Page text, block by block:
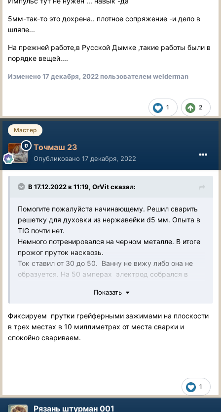
5мм-так-то это дохрена.. плотное сопряжение -и дело в
шляпе...
На прежней работе,в Русской Дымке ,такие работы были в
порядке вещей....
Изменено17 декабря, 2022пользователем welderman
1 2
Мастер
Точмаш 23
Опубликовано 17 декабря, 2022
В 17.12.2022 в 11:19, OrVitсказал:
Помогите пожалуйста начинающему. Решил сварить
решетку для духовки из нержавейки d5 мм. Опыта в
TIG почти нет.
Немного потренировался на черном металле. В итоге
прожог пруток насквозь.
Ток ставил от 30 до 50. Ванну не вижу либо она не
образуется. На 50 амперах электрод собрался в
Варил на постоянке, электрод WL20, 2.4 мм. Сопло 5,
ER308L 1,6 мм.
Попробовал пульс - то же самое. Надо его еще
настраивать.
Показать
Фиксируем прутки грейферными зажимами на плоскости
в трех местах в 10 миллиметрах от места сварки и
спокойно свариваем.
1
Рязань штурман 001